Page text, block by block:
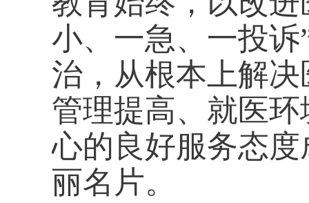
小、一急、一投
治，从根本上解
管理提高、就医
心的良好服务态
丽名片。